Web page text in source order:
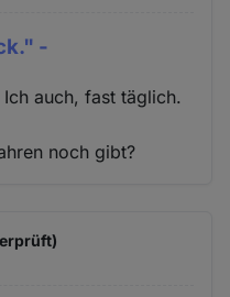
-
auch, fast täglich.
noch gibt?